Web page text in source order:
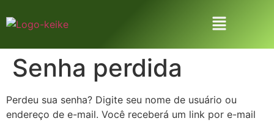
Senha perdida
Perdeu sua senha? Digite seu nome de usuário ou
endereço de e-mail. Você receberá um link por e-mail